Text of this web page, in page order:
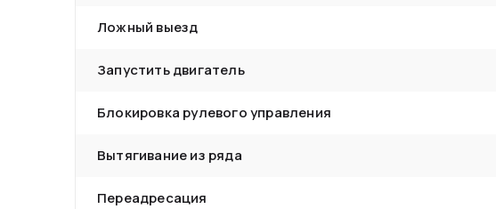
Ложный выезд
Запустить двигатель
Блокировка рулевого управления
Вытягивание из ряда
Переадресация